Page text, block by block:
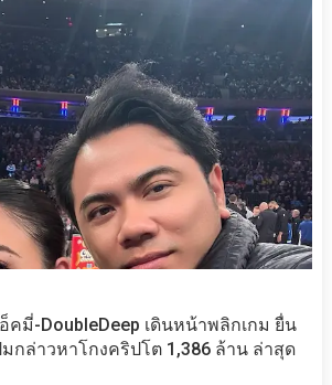
มี่-DoubleDeep เดินหน้าพลิกเกม ยื่น
กล่าวหาโกงคริปโต 1,386 ล้าน ล่าสุด